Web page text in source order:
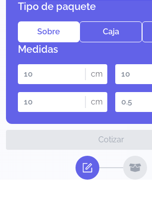
Tipo de paquete
Sobre Caja
Medidas
cm
cm
Cotizar